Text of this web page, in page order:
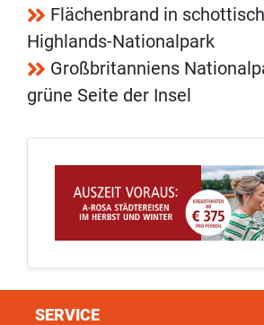
Flächenbrand in
Highlands-Nationalpark
Großbritanniens
grüne Seite der Insel
SERVICE